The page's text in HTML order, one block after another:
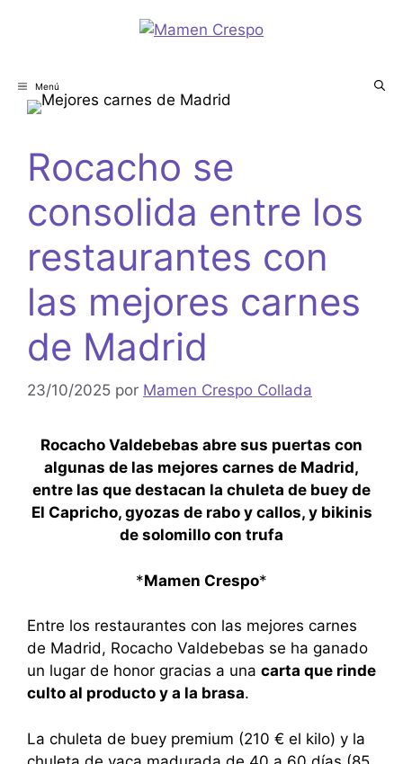
Menú
Rocacho se
consolida entre los
restaurantes con
las mejores carnes
de Madrid
23/10/2025 por Mamen Crespo Collada
Rocacho Valdebebas abre sus puertas con
algunas de las mejores carnes de Madrid,
entre las que destacan la chuleta de buey de
El Capricho, gyozas de rabo y callos, y bikinis
de solomillo con trufa
*Mamen Crespo*
Entre los restaurantes con las mejores carnes
de Madrid, Rocacho Valdebebas se ha ganado
un lugar de honor gracias a una carta que rinde
culto al producto y a la brasa.
La chuleta de buey premium (210 € el kilo) y la